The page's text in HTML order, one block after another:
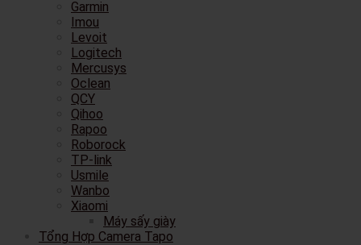
Garmin
Imou
Levoit
Logitech
Mercusys
Oclean
QCY
Qihoo
Rapoo
Roborock
TP-link
Usmile
Wanbo
Xiaomi
Máy sấy giày
Tổng Hợp Camera Tapo